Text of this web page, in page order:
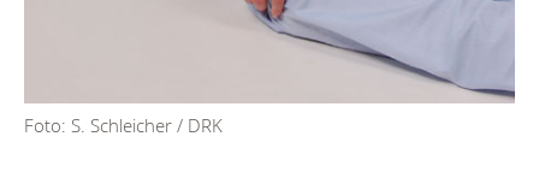
Foto: S. Schleicher / DRK